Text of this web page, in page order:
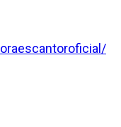
oraescantoroficial/